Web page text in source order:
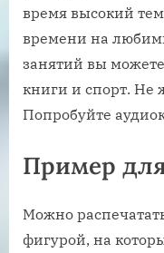
время высокий
времени на
занятий вы
книги и спорт. Не
Попробуйте
Пример
Можно
фигурой, на